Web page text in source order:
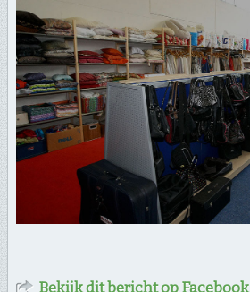
Bekijk dit bericht op Facebook